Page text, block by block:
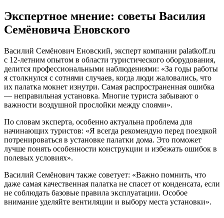
Экспертное мнение: советы Василия
Семёновича Еновского
Василий Семёнович Еновский, эксперт компании palatkoff.ru
с 12-летним опытом в области туристического оборудования,
делится профессиональными наблюдениями: «За годы работы
я столкнулся с сотнями случаев, когда люди жаловались, что
их палатка мокнет изнутри. Самая распространенная ошибка
— неправильная установка. Многие туриста забывают о
важности воздушной прослойки между слоями».
По словам эксперта, особенно актуальна проблема для
начинающих туристов: «Я всегда рекомендую перед поездкой
потренироваться в установке палатки дома. Это поможет
лучше понять особенности конструкции и избежать ошибок в
полевых условиях».
Василий Семёнович также советует: «Важно помнить, что
даже самая качественная палатка не спасет от конденсата, если
не соблюдать базовые правила эксплуатации. Особое
внимание уделяйте вентиляции и выбору места установки».